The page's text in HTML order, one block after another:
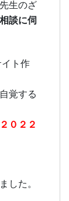
生のざ
談に伺
ト作
覚する
２０２２
した。